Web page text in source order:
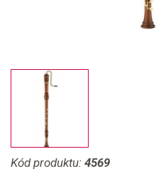
Kód produktu: 4569